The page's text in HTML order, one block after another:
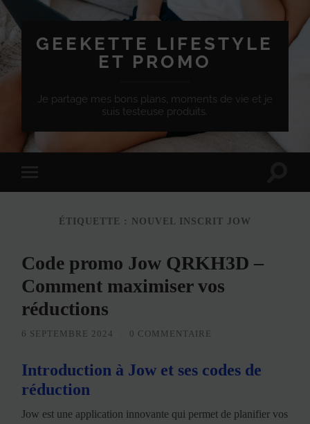
GEEKETTE LIFESTYLE
ET PROMO
Je partage mes bons plans, moments de vie et je
suis testeuse produits.
à
version
mobileÉTIQUETTE : NOUVEL INSCRIT JOW
Code promo Jow QRKH3D –
Comment maximiser vos
réductions
6 SEPTEMBRE 2024 0 COMMENTAIRE
Introduction à Jow et ses codes de
réduction
Jow est une application innovante qui permet de planifier vos